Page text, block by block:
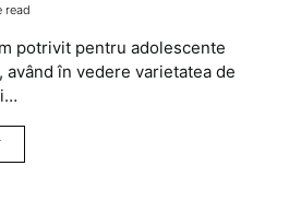
read
potrivit pentru adolescente
având în vedere varietatea de